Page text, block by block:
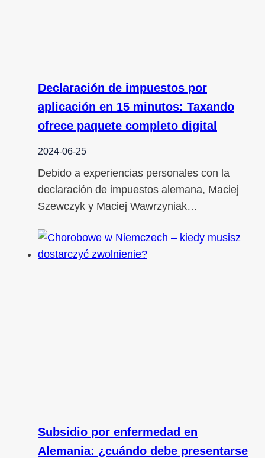
Declaración de impuestos por
aplicación en 15 minutos: Taxando
ofrece paquete completo digital
2024-06-25
Debido a experiencias personales con la
declaración de impuestos alemana, Maciej
Szewczyk y Maciej Wawrzyniak…
Subsidio por enfermedad en
Alemania: ¿cuándo debe presentarse